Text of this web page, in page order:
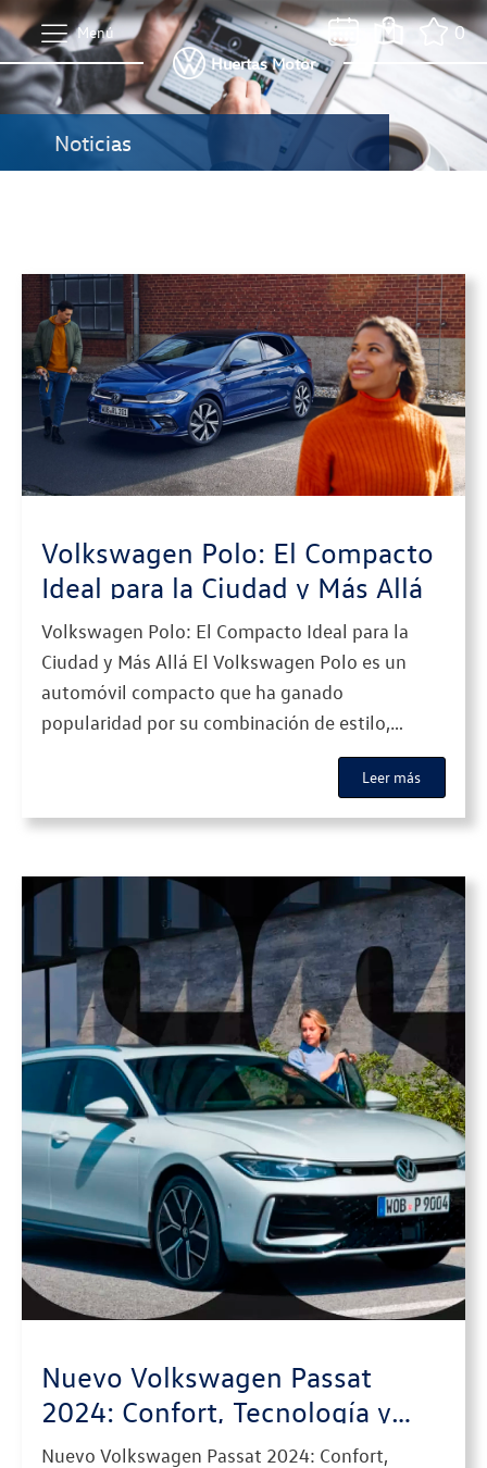
Menú 0
Huertas Motor
Noticias
Volkswagen Polo: El Compacto
Ideal para la Ciudad y Más Allá
Volkswagen Polo: El Compacto Ideal para la
Ciudad y Más Allá El Volkswagen Polo es un
automóvil compacto que ha ganado
popularidad por su combinación de estilo,
tecnología y eficiencia. Perfecto para la
conducción urbana, pero también versátil para
viajes largos, el Polo destaca en su categoría
Leer más
Nuevo Volkswagen Passat
2024: Confort, Tecnología y
Eficiencia al Máximo Nivel
Nuevo Volkswagen Passat 2024: Confort,